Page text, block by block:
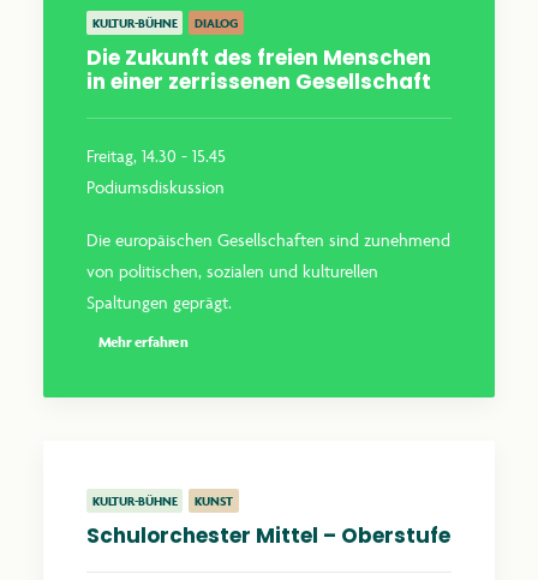
KULTUR-BÜHNE DIALOG
Die Zukunft des freien Menschen
in einer zerrissenen Gesellschaft
Freitag, 14.30 - 15.45
Podiumsdiskussion
Die europäischen Gesellschaften sind zunehmend
von politischen, sozialen und kulturellen
Spaltungen geprägt.
Mehr erfahren
KULTUR-BÜHNE KUNST
Schulorchester Mittel – Oberstufe